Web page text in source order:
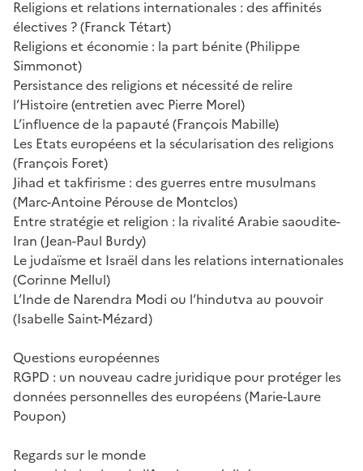
Religions et relations internationales : des affinités
électives ? (Franck Tétart)
Religions et économie : la part bénite (Philippe
Simmonot)
Persistance des religions et nécessité de relire
l’Histoire (entretien avec Pierre Morel)
L’influence de la papauté (François Mabille)
Les Etats européens et la sécularisation des religions
(François Foret)
Jihad et takfirisme : des guerres entre musulmans
(Marc-Antoine Pérouse de Montclos)
Entre stratégie et religion : la rivalité Arabie saoudite-
Iran (Jean-Paul Burdy)
Le judaïsme et Israël dans les relations internationales
(Corinne Mellul)
L’Inde de Narendra Modi ou l’hindutva au pouvoir
(Isabelle Saint-Mézard)
Questions européennes
RGPD : un nouveau cadre juridique pour protéger les
données personnelles des européens (Marie-Laure
Poupon)
Regards sur le monde